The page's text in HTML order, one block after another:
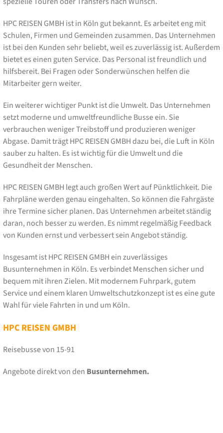
HPC REISEN GMBH ist in Köln gut bekannt. Es arbeitet eng mit
Schulen, Firmen und Gemeinden zusammen. Das Unternehmen
ist bei den Kunden sehr beliebt, weil es zuverlässig ist. Außerdem
bietet es einen guten Service. Das Personal ist freundlich und
hilfsbereit. Bei Fragen oder Sonderwünschen helfen die
Mitarbeiter gern weiter.
Ein weiterer wichtiger Punkt ist die Umwelt. Das Unternehmen
setzt moderne und umweltfreundliche Busse ein. Sie
verbrauchen weniger Treibstoff und produzieren weniger
Abgase. Damit trägt HPC REISEN GMBH dazu bei, die Luft in Köln
sauber zu halten. Es ist wichtig für die Umwelt und die
Gesundheit der Menschen.
HPC REISEN GMBH legt auch großen Wert auf Pünktlichkeit. Die
Fahrpläne werden genau eingehalten. So können die Fahrgäste
ihre Termine sicher planen. Das Unternehmen arbeitet ständig
daran, noch besser zu werden. Es nimmt regelmäßig Feedback
von Kunden ernst und verbessert sein Angebot ständig.
Insgesamt ist HPC REISEN GMBH ein zuverlässiges
Busunternehmen in Köln. Es verbindet Menschen sicher und
bequem mit ihren Zielen. Mit modernem Fuhrpark, gutem
Service und einem klaren Umweltschutzkonzept ist es eine gute
Wahl für viele Fahrten in und um Köln.
HPC REISEN GMBH
Reisebusse von 15-91
Angebote direkt von den Busunternehmen.